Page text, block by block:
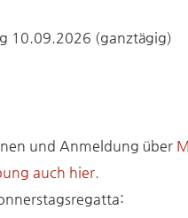
10.09.2026 (ganztägig)
und Anmeldung über
auch hier.